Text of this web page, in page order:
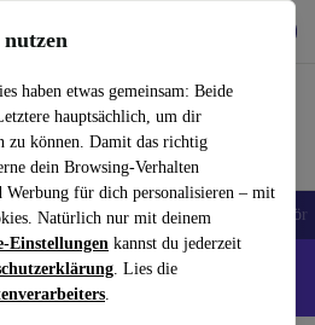
haben etwas gemeinsam: Beide
hauptsächlich, um dir
zu können. Damit das richtig
dein Browsing-Verhalten
Werbung für dich personalisieren – mit
Natürlich nur mit deinem
Einstellungen kannst du jederzeit
. Lies die
.
Tablets Smartwatches Zubehör
Google-Smartphones - Code: